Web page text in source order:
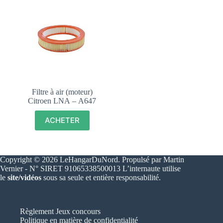
Filtre à air (moteur)
Citroen LNA – A647
ACHETER
Copyright © 2026 LeHangarDuNord. Propulsé par Martin
Vernier - N° SIRET 91065338500013 L’internaute utilise
le site/vidéos sous sa seule et entière responsabilité.
Règlement Jeux concours
Politique en matière de confidentialité